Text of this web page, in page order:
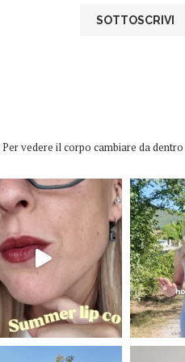
Per vedere il corpo cambiare da dentro